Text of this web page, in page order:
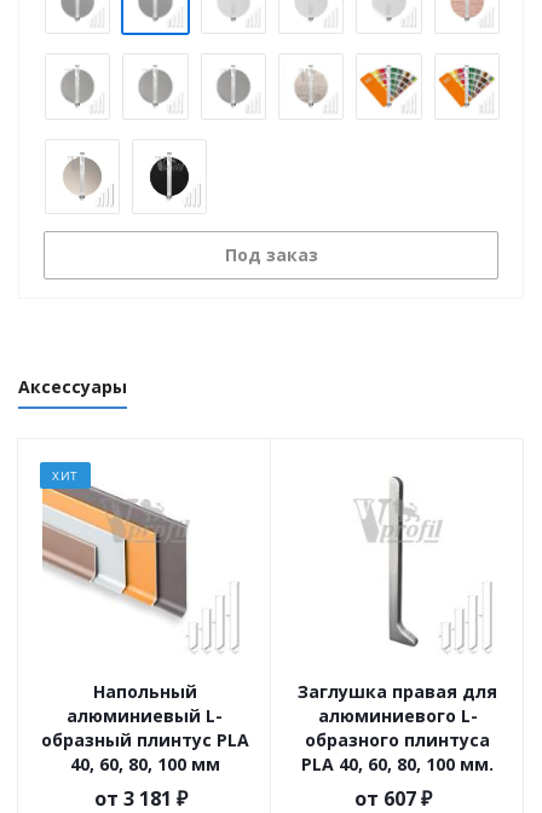
Под заказ
Аксессуары
ХИТ
Напольный
алюминиевый L-
образный плинтус PLA
40, 60, 80, 100 мм
от 3 181 ₽
Заглушка правая для
алюминиевого L-
образного плинтуса
PLA 40, 60, 80, 100 мм.
от 607 ₽